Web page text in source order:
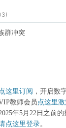
群冲突
这里订阅 ，开启数
教师会员点这里
年5月22日之前
点这里登录。